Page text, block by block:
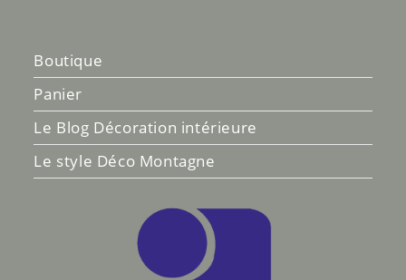
Boutique
Panier
Le Blog Décoration intérieure
Le style Déco Montagne